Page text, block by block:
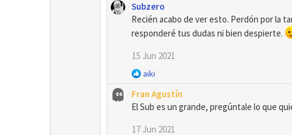
Subzero
Recién acabo de ver esto. Perdón por la
responderé tus dudas ni bien despierte.
15 Jun 2021
R
a
c
i
aiki
Fran Agustín
El Sub es un grande, pregúntale lo que
17 Jun 2021